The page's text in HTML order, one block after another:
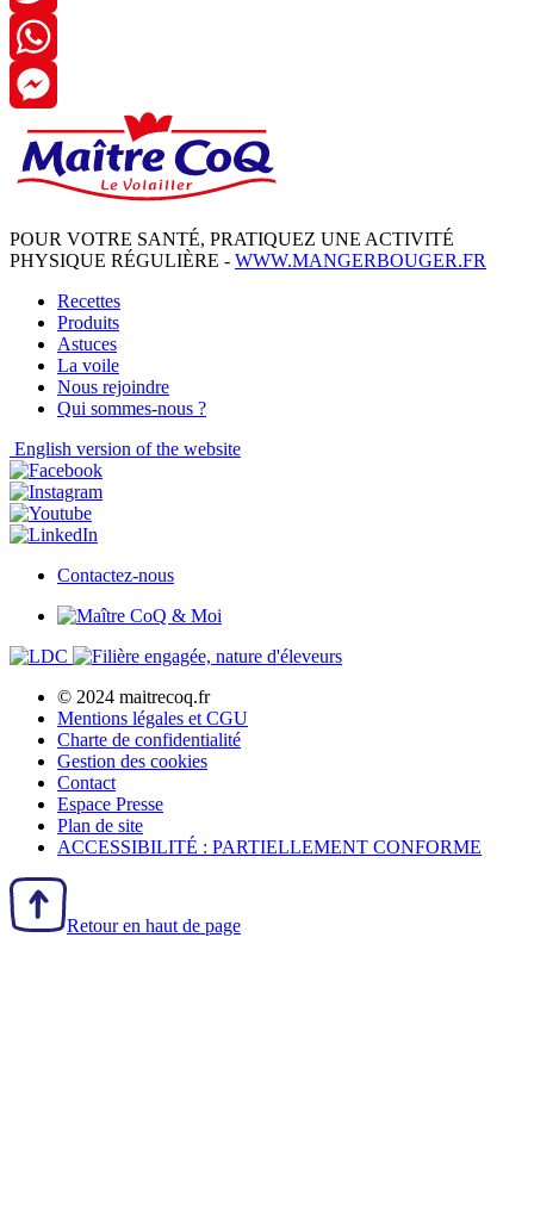
Twitter
WhatsApp
Messenger
POUR VOTRE SANTÉ, PRATIQUEZ UNE ACTIVITÉ
PHYSIQUE RÉGULIÈRE - WWW.MANGERBOUGER.FR
Recettes
Produits
Astuces
La voile
Nous rejoindre
Qui sommes-nous ?
English version of the website
Contactez-nous
© 2024 maitrecoq.fr
Mentions légales et CGU
Charte de confidentialité
Gestion des cookies
Contact
Espace Presse
Plan de site
ACCESSIBILITÉ : PARTIELLEMENT CONFORME
Retour en haut de page